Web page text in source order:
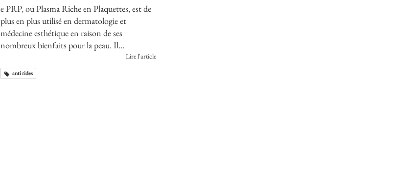
e PRP, ou Plasma Riche en Plaquettes, est de
plus en plus utilisé en dermatologie et
médecine esthétique en raison de ses
nombreux bienfaits pour la peau. Il...
Lire l'article
anti rides